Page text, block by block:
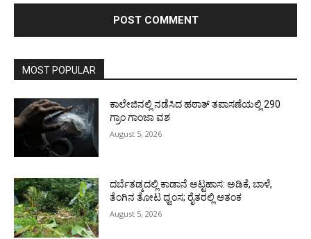
MOST POPULAR
ಕಾಲೇಜಿನಲ್ಲಿ ನಡೆಸಿದ ಹಠಾತ್ ತಪಾಸಣೆಯಲ್ಲಿ 290
ಗ್ರಾಂ ಗಾಂಜಾ ವಶ
August 5, 2026
ದರ್ಬೆತಡ್ಕದಲ್ಲಿ ಕಾಡಾನೆ ಅಟ್ಟಹಾಸ: ಅಡಿಕೆ, ಬಾಳೆ,
ತೆಂಗಿನ ತೋಟ ಧ್ವಂಸ; ರೈತರಲ್ಲಿ ಆತಂಕ
August 5, 2026